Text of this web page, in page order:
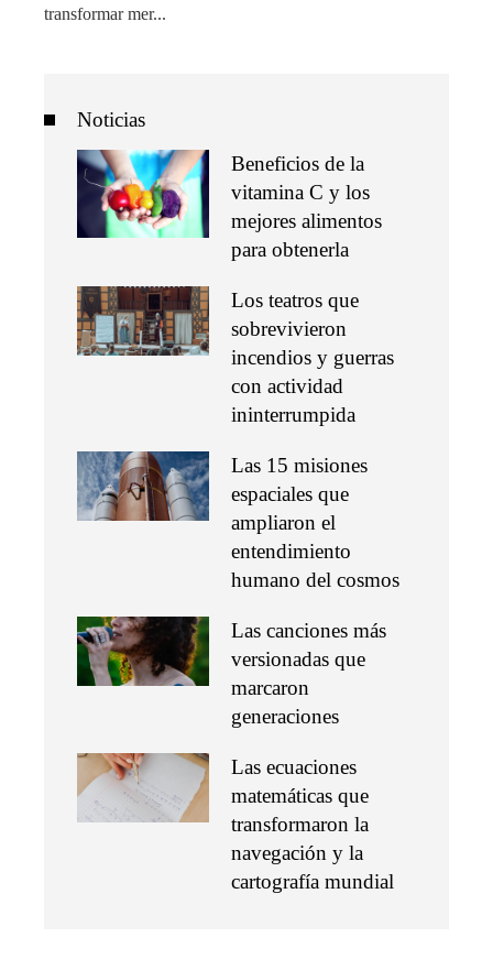
transformar mer...
Noticias
Beneficios de la
vitamina C y los
mejores alimentos
para obtenerla
Los teatros que
sobrevivieron
incendios y guerras
con actividad
ininterrumpida
Las 15 misiones
espaciales que
ampliaron el
entendimiento
humano del cosmos
Las canciones más
versionadas que
marcaron
generaciones
Las ecuaciones
matemáticas que
transformaron la
navegación y la
cartografía mundial